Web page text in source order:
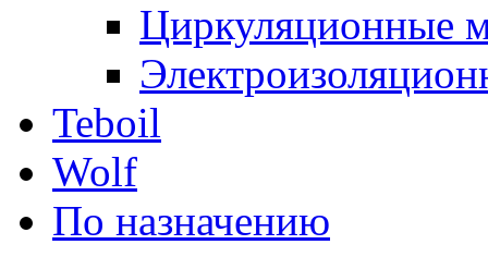
Циркуляционные
Teboil
Wolf
По назначению